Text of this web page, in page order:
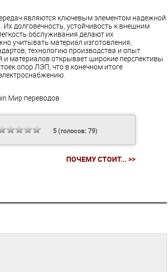
являются ключевым элементом надежной
долговечность, устойчивость к внешним
обслуживания делают их
учитывать материал изготовления,
технологию производства и опыт
и материалов открывает широкие перспективы
опор ЛЭП, что в конечном итоге
Мир переводов
5(голосов: 79)
ПОЧЕМУ СТОИТ... >>